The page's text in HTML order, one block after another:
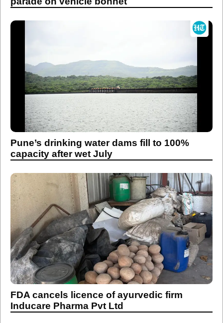
Pune’s drinking water dams fill to 100%
capacity after wet July
FDA cancels licence of ayurvedic firm
Inducare Pharma Pvt Ltd